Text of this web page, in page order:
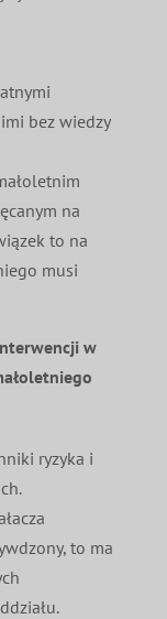
bez wiedzy
na
to na
musi
w
ryzyka i
to ma